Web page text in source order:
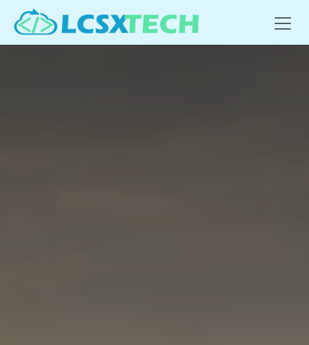
Se rendre au contenu